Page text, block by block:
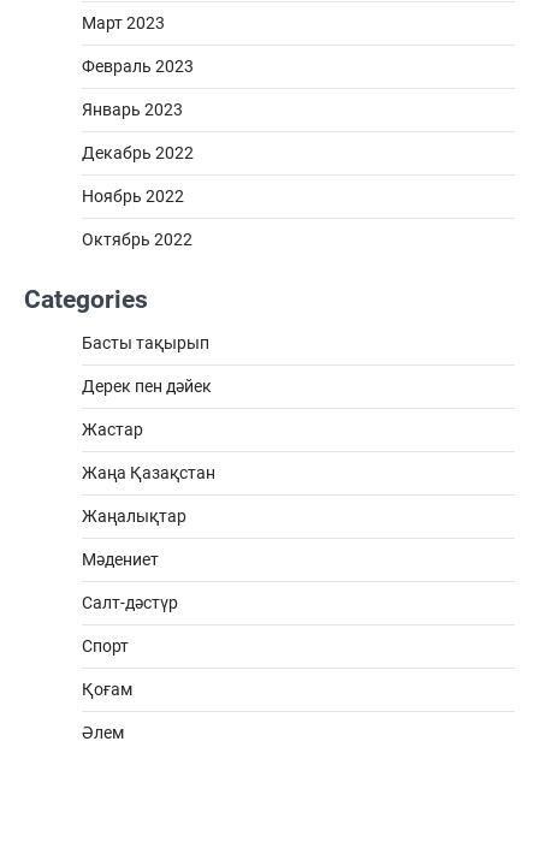
Март 2023
Февраль 2023
Январь 2023
Декабрь 2022
Ноябрь 2022
Октябрь 2022
Categories
Басты тақырып
Дерек пен дәйек
Жастар
Жаңа Қазақстан
Жаңалықтар
Мәдениет
Салт-дәстүр
Спорт
Қоғам
Әлем